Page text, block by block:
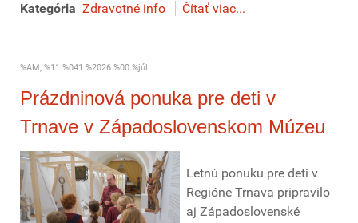
Kategória Zdravotné info Čítať viac...
%AM, %11 %041 %2026 %00:%júl
Prázdninová ponuka pre deti v
Trnave v Západoslovenskom Múzeu
Letnú ponuku pre deti v
Regióne Trnava pripravilo
aj Západoslovenské